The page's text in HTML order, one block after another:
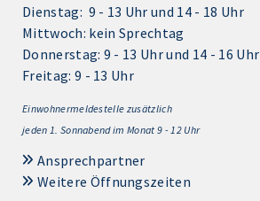
Dienstag: 9 - 13 Uhr und 14 - 18 Uhr
Mittwoch: kein Sprechtag
Donnerstag: 9 - 13 Uhr und 14 - 16 Uhr
Freitag: 9 - 13 Uhr
Einwohnermeldestelle zusätzlich
jeden 1. Sonnabend im Monat 9 - 12 Uhr
Ansprechpartner
Weitere Öffnungszeiten